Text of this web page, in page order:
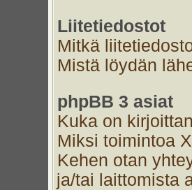
Liitetiedostot
Mitkä
Mistä löydän
phpBB 3 asiat
Kuka on
Miksi toimintoa
Kehen otan
ja/tai laittomista